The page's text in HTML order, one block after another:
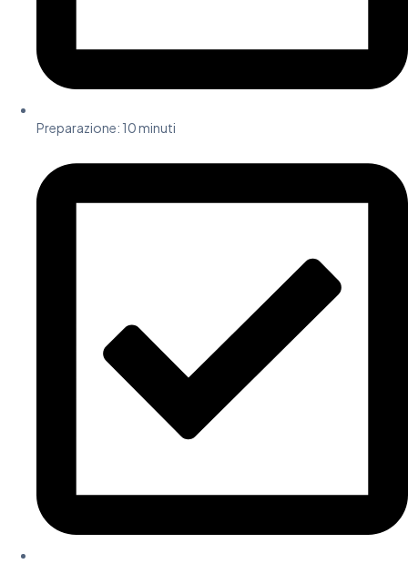
Preparazione: 10 minuti